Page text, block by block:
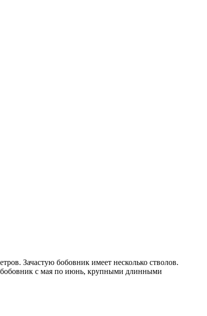
Зачастую бобовник имеет несколько стволов.
бобовник с мая по июнь, крупными длинными